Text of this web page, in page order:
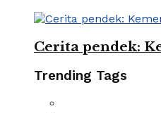
Cerita pendek:
Trending Tags